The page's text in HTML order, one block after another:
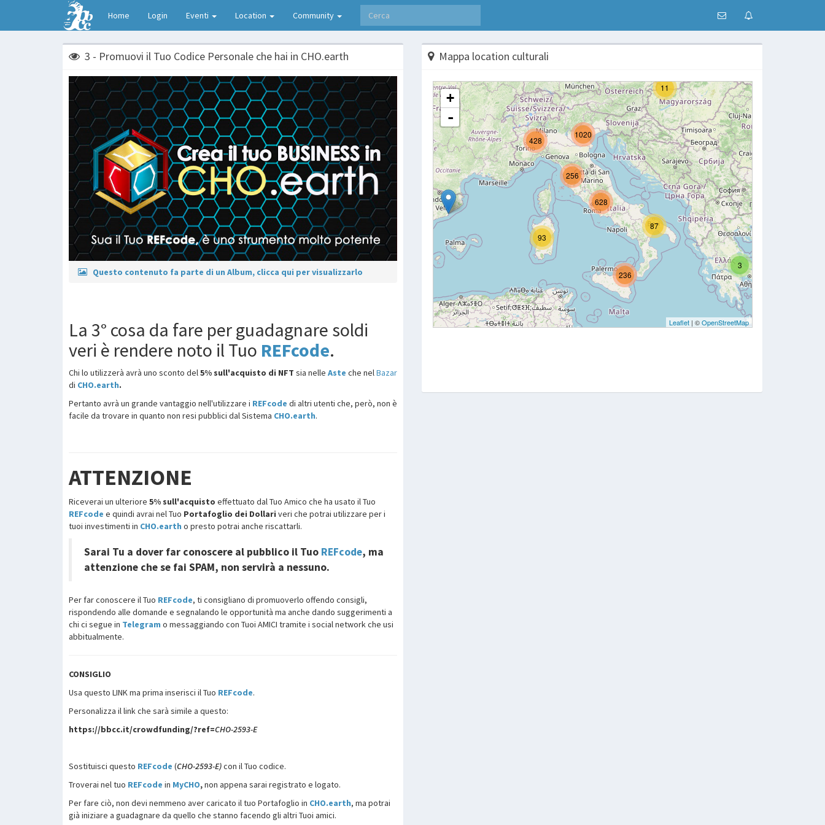
Home Login Eventi Location Community
3 - Promuovi il Tuo Codice Personale che hai in CHO.earth
Questo contenuto fa parte di un Album, clicca qui per visualizzarlo
La 3° cosa da fare per guadagnare soldi
veri è rendere noto il Tuo REFcode.
Chi lo utilizzerà avrà uno sconto del5% sull'acquisto di NFT sia nelle Aste che nelBazar
di CHO.earth.
Pertanto avrà un grande vantaggio nell'utilizzare i REFcode di altri utenti che, però, non è
facile da trovare in quanto non resi pubblici dal Sistema CHO.earth.
ATTENZIONE
Riceverai un ulteriore 5% sull'acquisto effettuato dal Tuo Amico che ha usato il Tuo
REFcode e quindi avrai nel Tuo Portafoglio dei Dollari veri che potrai utilizzare per i
tuoi investimenti in CHO.earth o presto potrai anche riscattarli.
Sarai Tu a dover far conoscere al pubblico il Tuo REFcode, ma
attenzione che se fai SPAM, non servirà a nessuno.
Per far conoscere il Tuo REFcode, ti consigliano di promuoverlo offendo consigli,
rispondendo alle domande e segnalando le opportunità ma anche dando suggerimenti a
chi ci segue in Telegram o messaggiando con Tuoi AMICI tramite i social network che usi
abbitualmente.
CONSIGLIO
Usa questo LINK ma prima inserisci il Tuo REFcode.
Personalizza il link che sarà simile a questo:
https://bbcc.it/crowdfunding/?ref=CHO-2593-E
Sostituisci questo REFcode (CHO-2593-E)con il ​​Tuo codice.
Troverai nel tuo REFcode in MyCHO,non appena sarai registrato e logato.
Per fare ciò, non devi nemmeno aver caricato il tuo Portafoglio in CHO.earth, ma potrai
già iniziare a guadagnare da quello che stanno facendo gli altri Tuoi amici.
Mappa location culturali